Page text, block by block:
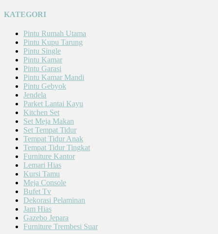
KATEGORI
Pintu Rumah Utama
Pintu Kupu Tarung
Pintu Single
Pintu Kamar
Pintu Garasi
Pintu Kamar Mandi
Pintu Gebyok
Jendela
Parket Lantai Kayu
Kitchen Set
Set Meja Makan
Set Tempat Tidur
Tempat Tidur Anak
Tempat Tidur Tingkat
Furniture Kantor
Lemari Hias
Kursi Tamu
Meja Console
Bufet Tv
Dekorasi Pelaminan
Jam Hias
Gazebo Jepara
Furniture Trembesi Suar